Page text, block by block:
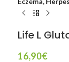
Life L
16,90€